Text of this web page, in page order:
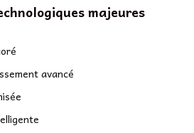
majeures
avancé